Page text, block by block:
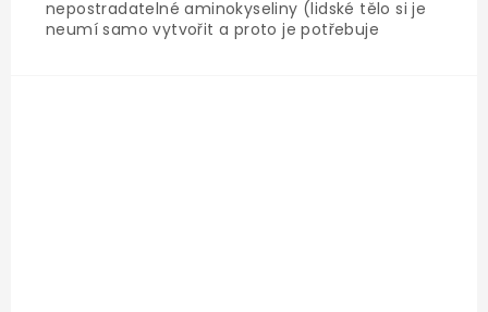
nepostradatelné aminokyseliny (lidské tělo si je
neumí samo vytvořit a proto je potřebuje